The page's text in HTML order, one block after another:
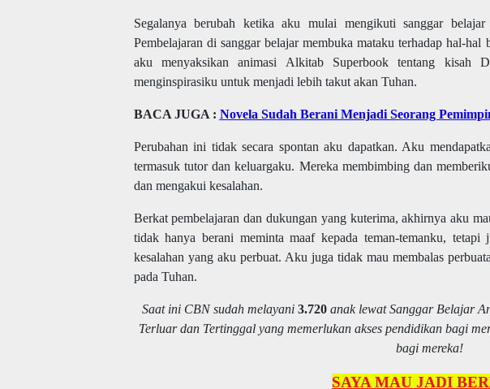
Segalanya berubah ketika aku mulai mengikuti sanggar
Pembelajaran di sanggar belajar membuka mataku terhadap hal-
aku menyaksikan animasi Alkitab Superbook tentang kisah
menginspirasiku untuk menjadi lebih takut akan Tuhan.
BACA JUGA : Novela Sudah Berani Menjadi Seorang
Perubahan ini tidak secara spontan aku dapatkan. Aku
termasuk tutor dan keluargaku. Mereka membimbing dan
dan mengakui kesalahan.
Berkat pembelajaran dan dukungan yang kuterima, akhirnya aku
tidak hanya berani meminta maaf kepada teman-temanku,
kesalahan yang aku perbuat. Aku juga tidak mau membalas
pada Tuhan.
Saat ini CBN sudah melayani 3.720 anak lewat Sanggar Belajar
Terluar dan Tertinggal yang memerlukan akses pendidikan bagi
bagi mereka!
SAYA MAU JADI